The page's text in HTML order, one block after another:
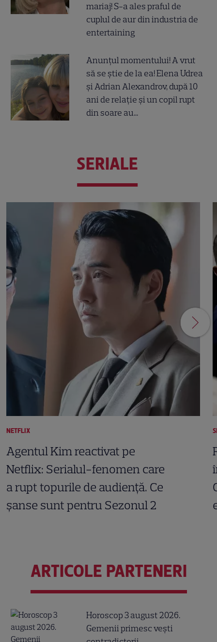
mariaj! S-a ales praful de
cuplul de aur din industria de
entertaining
Anunțul momentului! A vrut
să se știe de la ea! Elena Udrea
și Adrian Alexandrov, după 10
ani de relație și un copil rupt
din soare au...
SERIALE
NETFLIX
Agentul Kim reactivat pe
Netflix: Serialul-fenomen care
a rupt topurile de audiență. Ce
șanse sunt pentru Sezonul 2
ARTICOLE PARTENERI
Horoscop 3 august 2026.
Gemenii primesc vești